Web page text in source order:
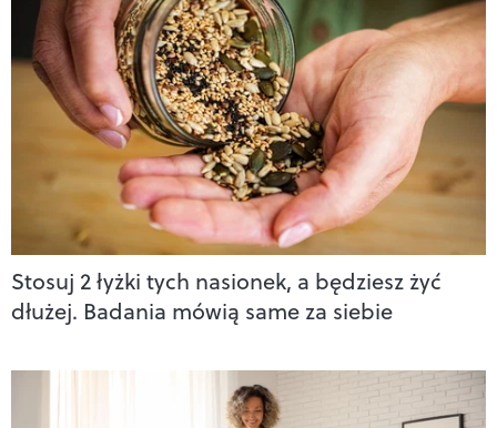
Stosuj 2 łyżki tych nasionek, a będziesz żyć
dłużej. Badania mówią same za siebie